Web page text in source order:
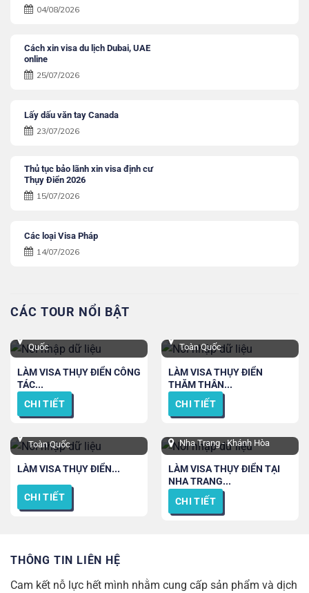
04/08/2026
Cách xin visa du lịch Dubai, UAE
online
25/07/2026
Lấy dấu văn tay Canada
23/07/2026
Thủ tục bảo lãnh xin visa định cư
Thụy Điển 2026
15/07/2026
Các loại Visa Pháp
14/07/2026
CÁC TOUR NỔI BẬT
Quốc
LÀM VISA THỤY ĐIỂN CÔNG
TÁC...
CHI TIẾT
Toàn Quốc
LÀM VISA THỤY ĐIỂN
THĂM THÂN...
CHI TIẾT
Toàn Quốc
LÀM VISA THỤY ĐIỂN...
CHI TIẾT
Nha Trang - Khánh Hòa
LÀM VISA THỤY ĐIỂN TẠI
NHA TRANG...
CHI TIẾT
THÔNG TIN LIÊN HỆ
Cam kết nỗ lực hết mình nhằm cung cấp sản phẩm và dịch